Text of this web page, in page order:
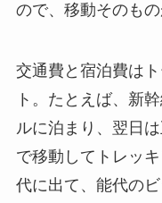
ので、移動そのも
交通費と宿泊費は
ト。たとえば、新
ルに泊まり、翌日
で移動してトレッ
代に出て、能代の